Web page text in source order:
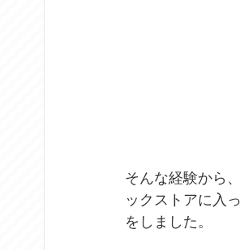
そんな経験から
ックストアに入
をしました。